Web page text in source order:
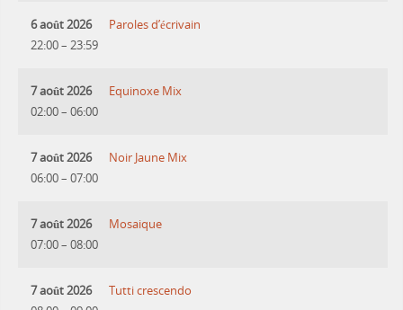
6 août 2026
22:00– 23:59
Paroles d’écrivain
7 août 2026
02:00– 06:00
Equinoxe Mix
7 août 2026
06:00– 07:00
Noir Jaune Mix
7 août 2026
07:00– 08:00
Mosaique
7 août 2026
Tutti crescendo